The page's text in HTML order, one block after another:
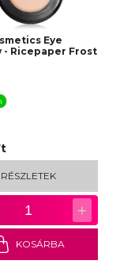
Eye
- Ricepaper Frost
RÉSZLETEK
1 +
KOSÁRBA